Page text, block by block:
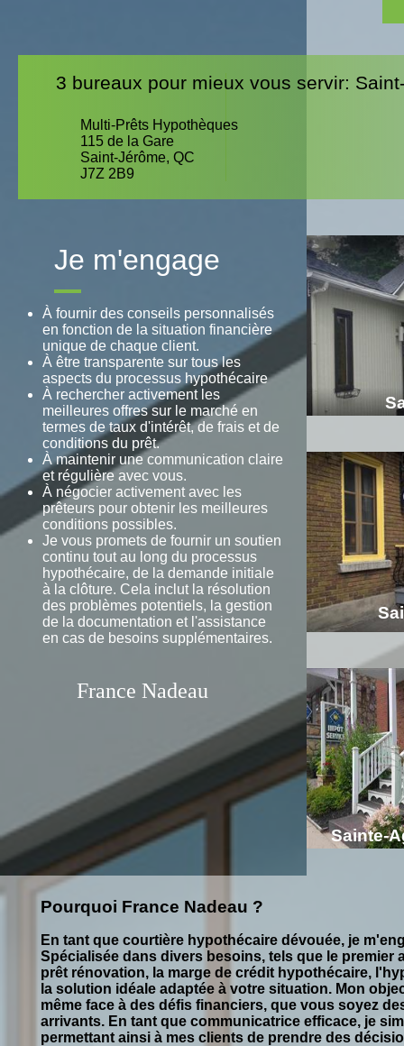
Multi-Prêts Hypothèques
115 de la Gare
Saint-Jérôme, QC
J7Z 2B9
3 bureaux pour mieux vous servir:
Je m'engage
À fournir des conseils personnalisés
en fonction de la situation financière
unique de chaque client.
À être transparente sur tous les
aspects du processus hypothécaire
À rechercher activement les
meilleures offres sur le marché en
termes de taux d'intérêt, de frais et de
conditions du prêt.
À maintenir une communication claire
et régulière avec vous.
À négocier activement avec les
prêteurs pour obtenir les meilleures
conditions possibles.
Je vous promets de fournir un soutien
continu tout au long du processus
hypothécaire, de la demande initiale
à la clôture. Cela inclut la résolution
des problèmes potentiels, la gestion
de la documentation et l'assistance
en cas de besoins supplémentaires.
France Nadeau
Sainte-
Pourquoi France Nadeau ?
En tant que courtière hypothécaire dévouée, je
Spécialisée dans divers besoins, tels que le premier
prêt rénovation, la marge de crédit hypothécaire,
la solution idéale adaptée à votre situation. Mon
même face à des défis financiers, que vous soyez
arrivants. En tant que communicatrice efficace, je
permettant ainsi à mes clients de prendre des